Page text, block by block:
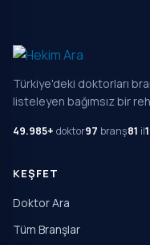
Türkiye'deki doktorları
listeleyen bağımsız bir
49.985+ doktor97 branş81 il
KEŞFET
Doktor Ara
Tüm Branşlar